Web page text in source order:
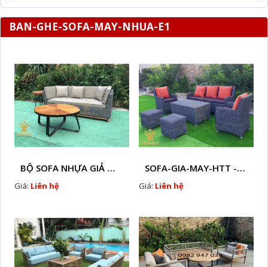
BAN-GHE-SOFA-MAY-NHUA-E1
BỘ SOFA NHỰA GIẢ MÂY HTT - S86
Giá: Liên hệ
SOFA-GIA-MAY-HTT - S61 COPY
Giá: Liên hệ